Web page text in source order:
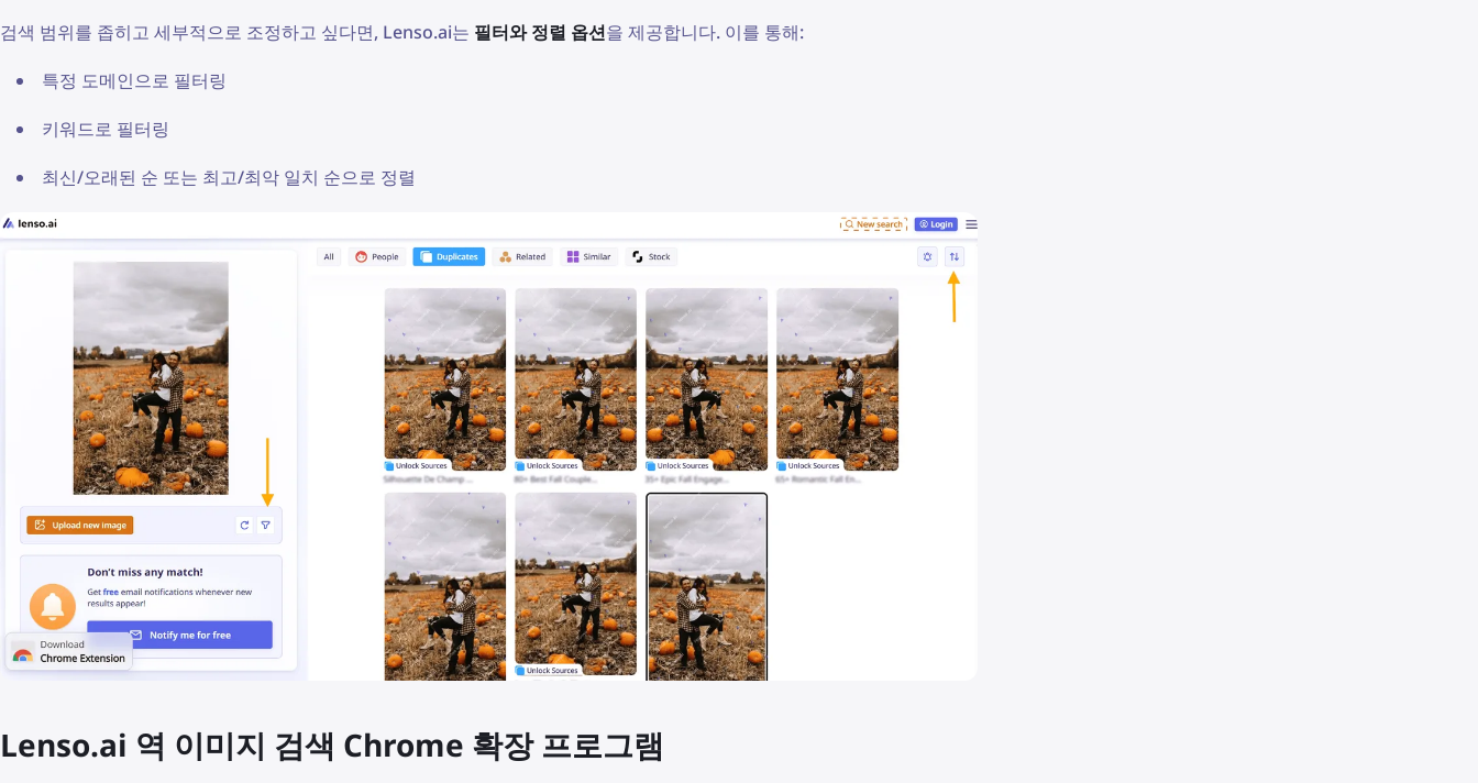
검색 범위를 좁히고 세부적으로 조정하고 싶다면, Lenso.ai는 필터와 정렬 옵션을 제공합니다. 이를 통해:
특정 도메인으로 필터링
키워드로 필터링
최신/오래된 순 또는 최고/최악 일치 순으로 정렬
Lenso.ai 역 이미지 검색 Chrome 확장 프로그램